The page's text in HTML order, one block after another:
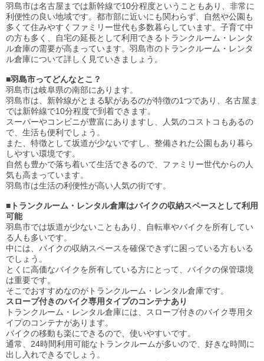
羽島市は名古屋までは新幹線で10分程度ということもあり、非常に
利便性の良い地域です。都市部に近いにも関わらず、自然や公園も
多くて住みやすくファミリー世代も多数暮らしています。子育て中
の方も多く、自宅の延長として利用できるトランクルーム・レンタ
ル倉庫の需要が高まっています。羽島市のトランクルーム・レンタ
ル倉庫について詳しく見ていきましょう。
■羽島市ってどんなとこ？
羽島市は岐阜県の南部にあります。
羽島市は、新幹線がとまる駅があるのが特徴の1つであり、名古屋ま
では新幹線で10分程度で到着できます。
スーパーやコンビニが豊富にありますし、人気のコストコもあるの
で、生活も便利でしょう。
また、特徴として坂道が少ないですし、整備された公園もあり暮ら
しやすい環境です。
自然も豊かで落ち着いて生活できるので、ファミリー世代からの人
気も高まっています。
羽島市は生活の利便性が高い人気の街です。
■トランクルーム・レンタル倉庫はバイクの収納スペースとして利用
可能
羽島市では坂道が少ないこともあり、自転車やバイクを所有してい
る人も多いです。
中には、バイクの収納スペースを確保できずに困っている方もいる
でしょう。
とくに高価なバイクを所有している方にとって、バイクの保管環境
は重要です。
そこでおすすめなのがトランクルーム・レンタル倉庫です。
スロープ付きのバイク専用タイプのコンテナあり
トランクルーム・レンタル倉庫には、スロープ付きのバイク専用タ
イプのコンテナがあります。
バイクの移動も楽にできるので、使いやすいです。
通常、24時間利用可能なトランクルームが多いので、好きな時間に
出し入れできるでしょう。